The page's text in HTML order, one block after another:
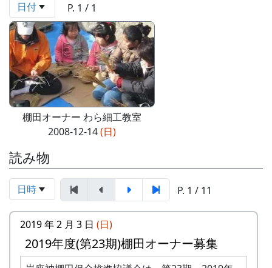
日付 P. 1 / 1
棚田オーナー わら細工教室
2008-12-14(日)
読み物
日時 P. 1 / 11
2019 年 2 月 3 日 (日)
2019年度(第23期)棚田オーナー募集